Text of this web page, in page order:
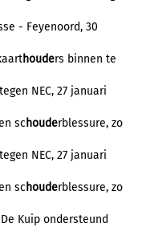
- Feyenoord, 30
houders binnen te
NEC, 27 januari
sc houderblessure, zo
NEC, 27 januari
sc houderblessure, zo
Kuip ondersteund